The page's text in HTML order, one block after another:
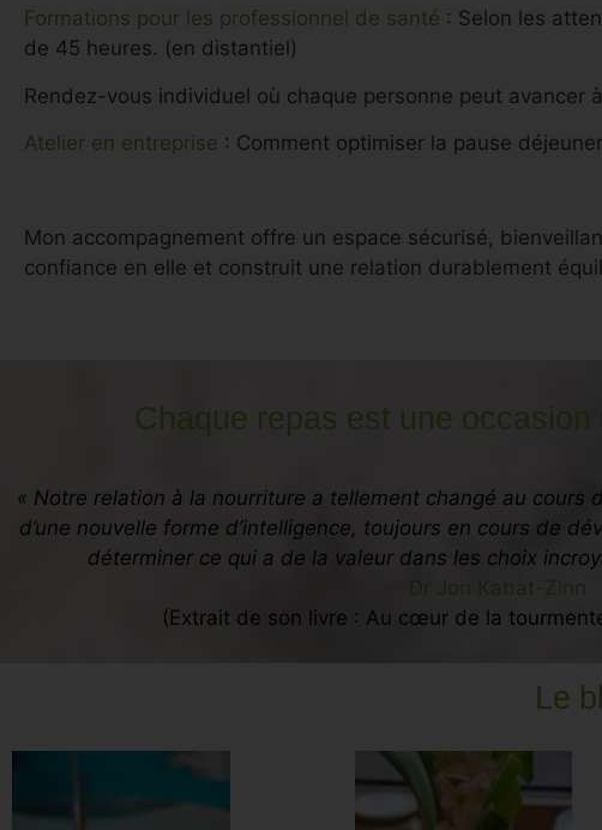
Formations pour les professionnel de santé : Selon les
de 45 heures. (en distantiel)
Rendez-vous individuel où chaque personne peut avancer
Atelier en entreprise : Comment optimiser la pause
Mon accompagnement offre un espace sécurisé,
confiance en elle et construit une relation durablement
Chaque repas est une
« Notre relation à la nourriture a tellement changé au cours
d’une nouvelle forme d’intelligence, toujours en cours de
déterminer ce qui a de la valeur dans les choix
Dr Jon Kabat-Zinn
(Extrait de son livre : Au cœur de la
Le